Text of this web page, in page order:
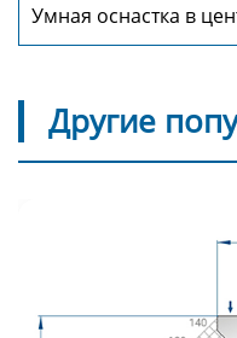
Умная оснастка в
гибочные штампы с
Другие